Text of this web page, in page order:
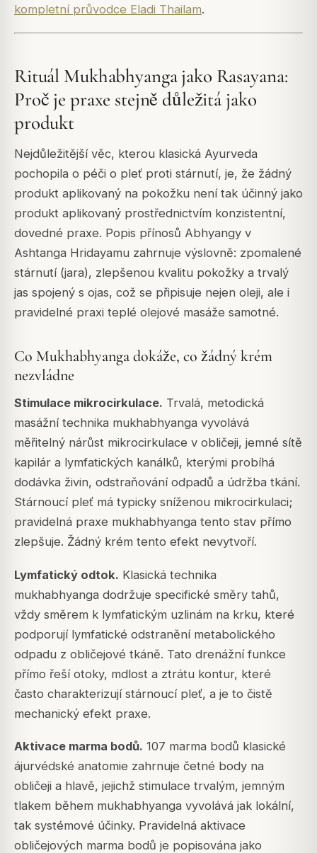
kompletní průvodce Eladi Thailam.
Rituál Mukhabhyanga jako Rasayana:
Proč je praxe stejně důležitá jako
produkt
Nejdůležitější věc, kterou klasická Ayurveda
pochopila o péči o pleť proti stárnutí, je, že žádný
produkt aplikovaný na pokožku není tak účinný jako
produkt aplikovaný prostřednictvím konzistentní,
dovedné praxe. Popis přínosů Abhyangy v
Ashtanga Hridayamu zahrnuje výslovně: zpomalené
stárnutí (jara), zlepšenou kvalitu pokožky a trvalý
jas spojený s ojas, což se připisuje nejen oleji, ale i
pravidelné praxi teplé olejové masáže samotné.
Co Mukhabhyanga dokáže, co žádný krém
nezvládne
Stimulace mikrocirkulace. Trvalá, metodická
masážní technika mukhabhyanga vyvolává
měřitelný nárůst mikrocirkulace v obličeji, jemné sítě
kapilár a lymfatických kanálků, kterými probíhá
dodávka živin, odstraňování odpadů a údržba tkání.
Stárnoucí pleť má typicky sníženou mikrocirkulaci;
pravidelná praxe mukhabhyanga tento stav přímo
zlepšuje. Žádný krém tento efekt nevytvoří.
Lymfatický odtok. Klasická technika
mukhabhyanga dodržuje specifické směry tahů,
vždy směrem k lymfatickým uzlinám na krku, které
podporují lymfatické odstranění metabolického
odpadu z obličejové tkáně. Tato drenážní funkce
přímo řeší otoky, mdlost a ztrátu kontur, které
často charakterizují stárnoucí pleť, a je to čistě
mechanický efekt praxe.
Aktivace marma bodů. 107 marma bodů klasické
ájurvédské anatomie zahrnuje četné body na
obličeji a hlavě, jejichž stimulace trvalým, jemným
tlakem během mukhabhyanga vyvolává jak lokální,
tak systémové účinky. Pravidelná aktivace
obličejových marma bodů je popisována jako